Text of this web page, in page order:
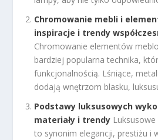
Chromowanie mebli i
inspiracje i trendy
Chromowanie elementów
bardziej popularna technika,
funkcjonalnością. Lśniące,
dodają wnętrzom blasku,
Podstawy luksusowych
materiały i trendy
to synonim elegancji, prestiżu i